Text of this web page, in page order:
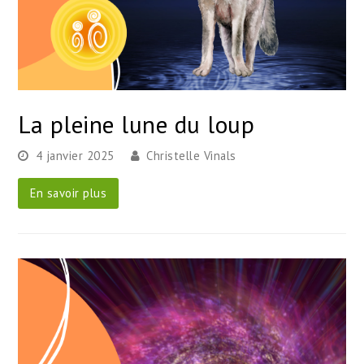
La pleine lune du loup
4 janvier 2025 Christelle Vinals
En savoir plus